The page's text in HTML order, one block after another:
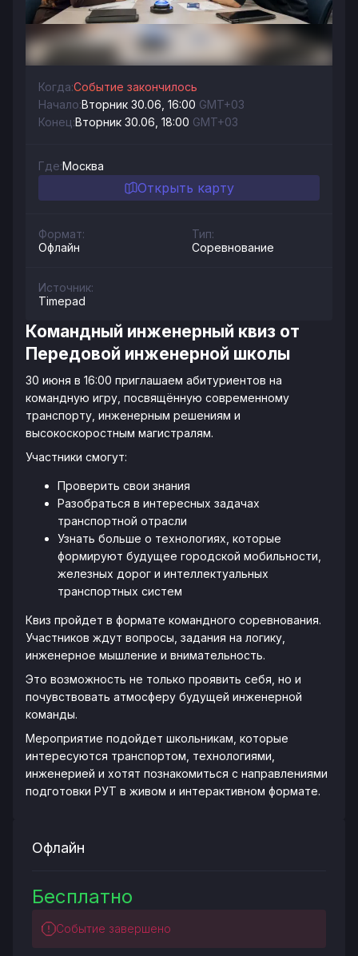
Когда:Событие закончилось
Начало:Вторник 30.06, 16:00 GMT+03
Конец:Вторник 30.06, 18:00 GMT+03
Где:Москва
Открыть карту
Формат:
Офлайн
Тип:
Соревнование
Источник:
Timepad
Командный инженерный квиз от
Передовой инженерной школы
30 июня в 16:00 приглашаем абитуриентов на
командную игру, посвящённую современному
транспорту, инженерным решениям и
высокоскоростным магистралям.
Участники смогут:
Проверить свои знания
Разобраться в интересных задачах
транспортной отрасли
Узнать больше о технологиях, которые
формируют будущее городской мобильности,
железных дорог и интеллектуальных
транспортных систем
Квиз пройдет в формате командного соревнования.
Участников ждут вопросы, задания на логику,
инженерное мышление и внимательность.
Это возможность не только проявить себя, но и
почувствовать атмосферу будущей инженерной
команды.
Мероприятие подойдет школьникам, которые
интересуются транспортом, технологиями,
инженерией и хотят познакомиться с направлениями
подготовки РУТ в живом и интерактивном формате.
Офлайн
Бесплатно
Событие завершено